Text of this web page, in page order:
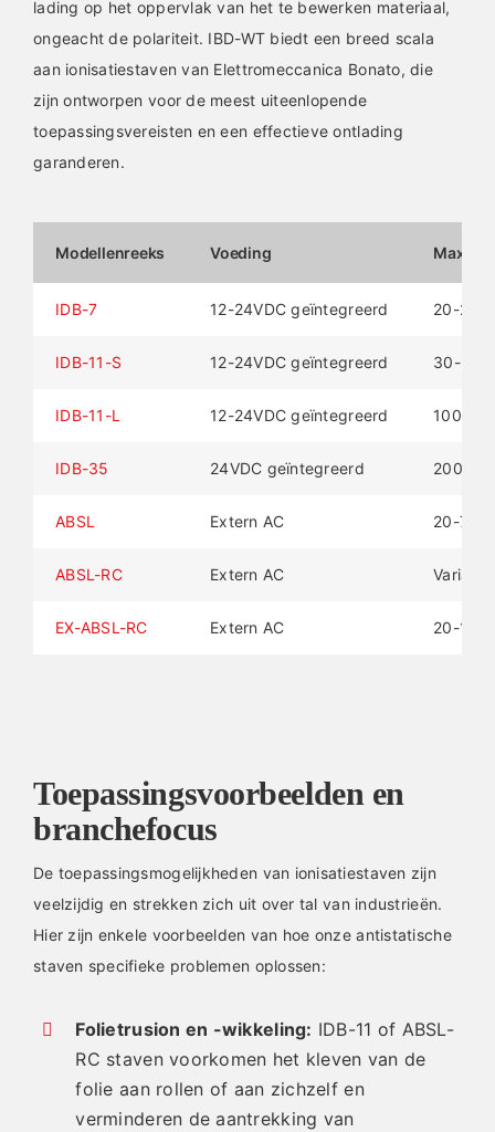
lading op het oppervlak van het te bewerken materiaal,
ongeacht de polariteit. IBD-WT biedt een breed scala
aan ionisatiestaven van Elettromeccanica Bonato, die
zijn ontworpen voor de meest uiteenlopende
toepassingsvereisten en een effectieve ontlading
garanderen.
Modellenreeks Voeding Max.
IDB-7 12-24VDC geïntegreerd 20-200
IDB-11-S 12-24VDC geïntegreerd 30-
IDB-11-L 12-24VDC geïntegreerd 100/
IDB-35 24VDC geïntegreerd 200-
ABSL Extern AC 20-70
ABSL-RC Extern AC Variabel
EX-ABSL-RC Extern AC 20-
Toepassingsvoorbeelden en
branchefocus
De toepassingsmogelijkheden van ionisatiestaven zijn
veelzijdig en strekken zich uit over tal van industrieën.
Hier zijn enkele voorbeelden van hoe onze antistatische
staven specifieke problemen oplossen:
Folietrusion en -wikkeling: IDB-11 of ABSL-
RC staven voorkomen het kleven van de
folie aan rollen of aan zichzelf en
verminderen de aantrekking van